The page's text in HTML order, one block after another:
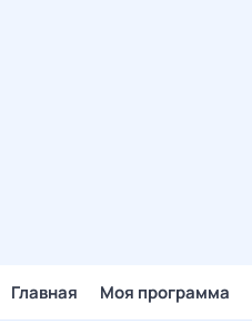
Главная Моя программа